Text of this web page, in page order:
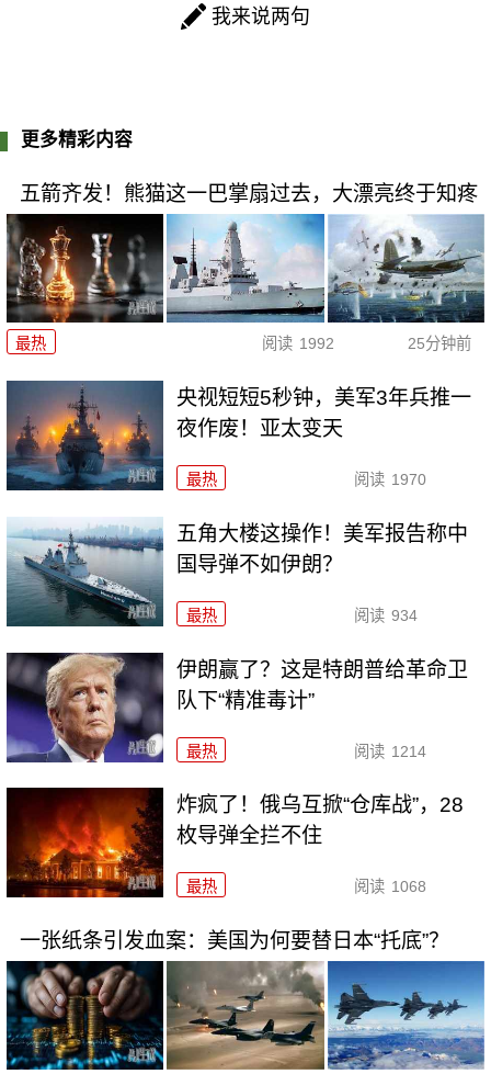
我来说两句
更多精彩内容
五箭齐发！熊猫这一巴掌扇过去，大漂亮终于知疼
最热 阅读 1992 25分钟前
央视短短5秒钟，美军3年兵推一
夜作废！亚太变天
最热 阅读 1970
五角大楼这操作！美军报告称中
国导弹不如伊朗？
最热 阅读 934
伊朗赢了？这是特朗普给革命卫
队下“精准毒计”
最热 阅读 1214
炸疯了！俄乌互掀“仓库战”，28
枚导弹全拦不住
最热 阅读 1068
一张纸条引发血案：美国为何要替日本“托底”？